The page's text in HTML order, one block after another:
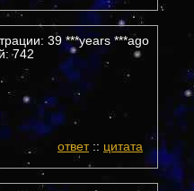
39 ***years ***ago
742
ответ:: цитата